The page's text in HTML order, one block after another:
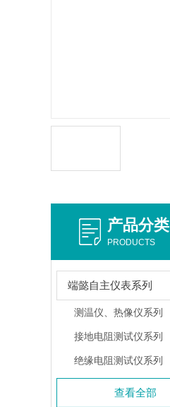
产品分类
PRODUCTS
端懿自主仪表系列
测温仪、热像仪系列
接地电阻测试仪系列
绝缘电阻测试仪系列
查看全部